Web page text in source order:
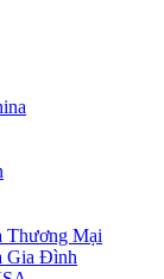
Thương Mại
Gia Đình